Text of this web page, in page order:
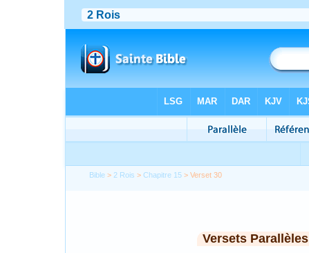
Bible > 2 Rois >Chapitre 15 > Verset 30
Versets Parallèles